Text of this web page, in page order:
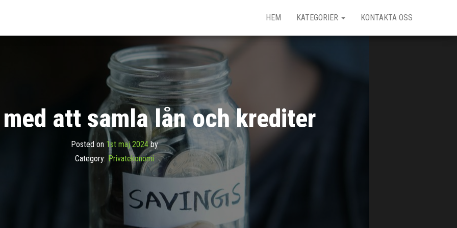
HEM KATEGORIER KONTAKTA OSS
att samla lån och krediter
Posted on 1st maj 2024by
Category: Privatekonomi